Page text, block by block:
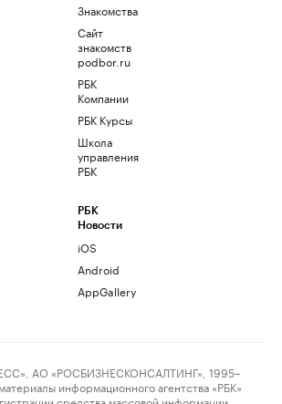
Знакомства
Сайт
знакомств
podbor.ru
РБК
Компании
РБК Курсы
Школа
управления
РБК
РБК
Новости
iOS
Android
AppGallery
АО «РОСБИЗНЕСКОНСАЛТИНГ», 1995–
информационного агентства «РБК»